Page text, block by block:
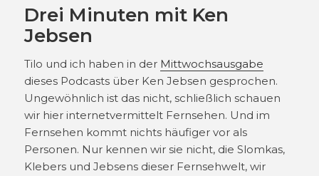
Drei Minuten mit Ken
Jebsen
Tilo und ich haben in der Mittwochsausgabe
dieses Podcasts über Ken Jebsen gesprochen.
Ungewöhnlich ist das nicht, schließlich schauen
wir hier internetvermittelt Fernsehen. Und im
Fernsehen kommt nichts häufiger vor als
Personen. Nur kennen wir sie nicht, die Slomkas,
Klebers und Jebsens dieser Fernsehwelt, wir